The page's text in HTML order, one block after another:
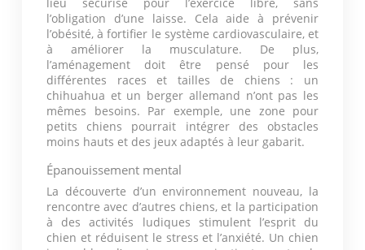
l’obligation d’une laisse. Cela aide à prévenir
l’obésité, à fortifier le système cardiovasculaire, et
à améliorer la musculature. De plus,
l’aménagement doit être pensé pour les
différentes races et tailles de chiens : un
chihuahua et un berger allemand n’ont pas les
mêmes besoins. Par exemple, une zone pour
petits chiens pourrait intégrer des obstacles
moins hauts et des jeux adaptés à leur gabarit.
Épanouissement mental
La découverte d’un environnement nouveau, la
rencontre avec d’autres chiens, et la participation
à des activités ludiques stimulent l’esprit du
chien et réduisent le stress et l’anxiété. Un chien